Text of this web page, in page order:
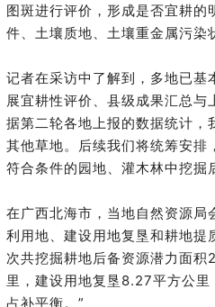
图斑进行评价，形成是否宜耕
件、土壤质地、土壤重金属污染
记者在采访中了解到，多地已
展宜耕性评价、县级成果汇总
据第二轮各地上报的数据统计
其他草地。后续我们将统筹安排
符合条件的园地、灌木林中挖掘
在广西北海市，当地自然资源局
利用地、建设用地复垦和耕地
次共挖掘耕地后备资源潜力面
里，建设用地复垦8.27平方公
占补平衡。”